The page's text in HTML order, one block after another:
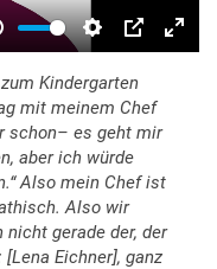
Kindergarten
mit meinem Chef
schon– es geht mir
aber ich würde
Also mein Chef ist
Also wir
gerade der, der
Eichner], ganz